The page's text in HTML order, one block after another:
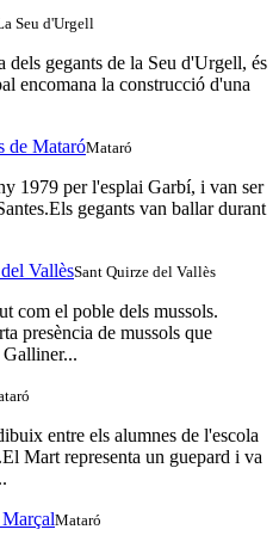
Seu d'Urgell
dels gegants de la Seu d'Urgell, és
encomana la construcció d'una
de MataróMataró
1979 per l'esplai Garbí, i van ser
gegants van ballar durant
VallèsSant Quirze del Vallès
com el poble dels mussols.
presència de mussols que
Galliner...
entre els alumnes de l'escola
Mart representa un guepard i va
Mataró